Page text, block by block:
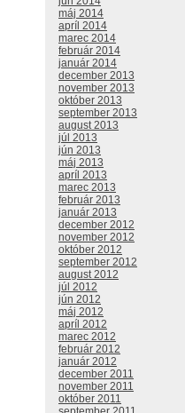
máj 2014
apríl 2014
marec 2014
február 2014
január 2014
december 2013
november 2013
október 2013
september 2013
august 2013
júl 2013
jún 2013
máj 2013
apríl 2013
marec 2013
február 2013
január 2013
december 2012
november 2012
október 2012
september 2012
august 2012
júl 2012
jún 2012
máj 2012
apríl 2012
marec 2012
február 2012
január 2012
december 2011
november 2011
október 2011